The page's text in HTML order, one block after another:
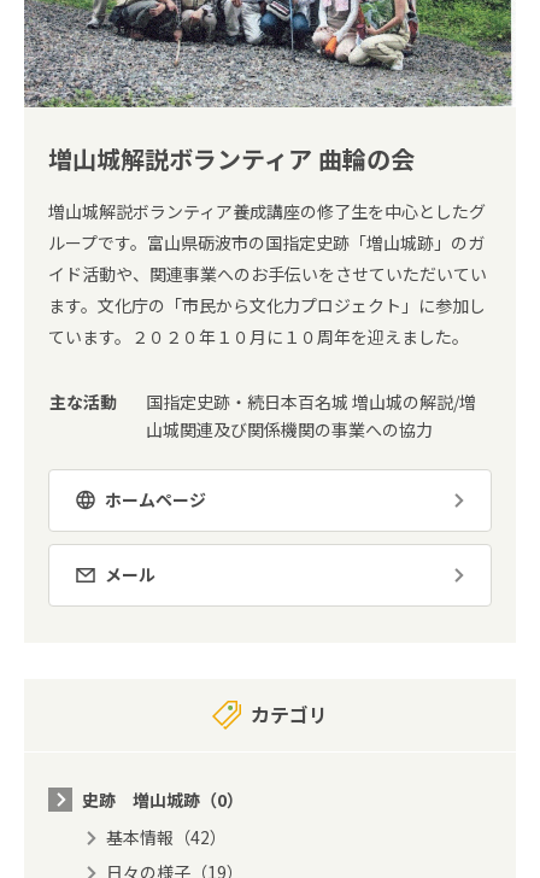
増山城解説ボランティア 曲輪の会
増山城解説ボランティア養成講座の修了生を中心としたグ
ループです。富山県砺波市の国指定史跡「増山城跡」のガ
イド活動や、関連事業へのお手伝いをさせていただいてい
ます。文化庁の「市民から文化力プロジェクト」に参加し
ています。２０２０年１０月に１０周年を迎えました。
主な活動
国指定史跡・続日本百名城 増山城の解説/増
山城関連及び関係機関の事業への協力
ホームページ
メール
カテゴリ
史跡 増山城跡（0）
基本情報（42）
日々の様子（19）